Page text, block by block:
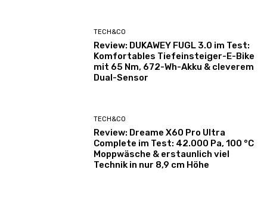
TECH&CO
Review: DUKAWEY FUGL 3.0 im Test:
Komfortables Tiefeinsteiger-E-Bike
mit 65 Nm, 672-Wh-Akku & cleverem
Dual-Sensor
TECH&CO
Review: Dreame X60 Pro Ultra
Complete im Test: 42.000 Pa, 100 °C
Moppwäsche & erstaunlich viel
Technik in nur 8,9 cm Höhe